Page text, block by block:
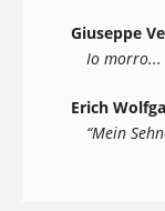
Giuseppe
Io morro...
Erich
“Mein